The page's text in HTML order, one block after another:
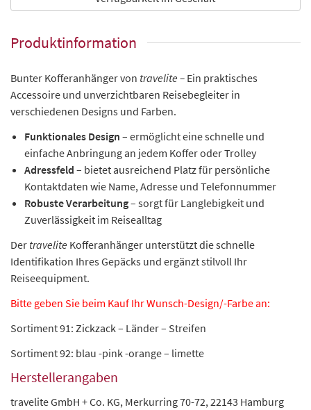
Produktinformation
Bunter Kofferanhänger von travelite – Ein praktisches
Accessoire und unverzichtbaren Reisebegleiter in
verschiedenen Designs und Farben.
Funktionales Design – ermöglicht eine schnelle und
einfache Anbringung an jedem Koffer oder Trolley
Adressfeld – bietet ausreichend Platz für persönliche
Kontaktdaten wie Name, Adresse und Telefonnummer
Robuste Verarbeitung– sorgt für Langlebigkeit und
Zuverlässigkeit im Reisealltag
Der travelite Kofferanhänger unterstützt die schnelle
Identifikation Ihres Gepäcks und ergänzt stilvoll Ihr
Reiseequipment.
Bitte geben Sie beim Kauf Ihr Wunsch-Design/-Farbe an:
Sortiment 91: Zickzack – Länder – Streifen
Sortiment 92: blau -pink -orange – limette
Herstellerangaben
travelite GmbH + Co. KG, Merkurring 70-72, 22143 Hamburg